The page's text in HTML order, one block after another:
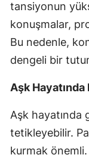
tansiyonun
konuşmalar,
Bu nedenle,
dengeli bir
Aşk Hayatında
Aşk hayatında
tetikleyebilir.
kurmak önemli.